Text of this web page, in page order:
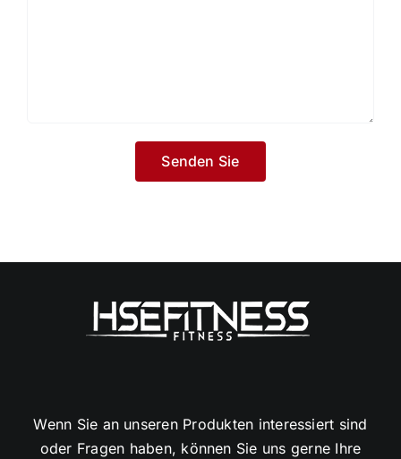
Wenn Sie an unseren Produkten interessiert sind
oder Fragen haben, können Sie uns gerne Ihre